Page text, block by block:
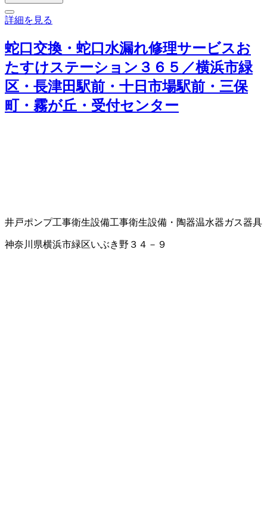
詳細を見る
蛇口交換・蛇口水漏れ修理サービスお
たすけステーション３６５／横浜市緑
区・長津田駅前・十日市場駅前・三保
町・霧が丘・受付センター
井戸ポンプ工事衛生設備工事衛生設備・陶器温水器ガス器具
神奈川県横浜市緑区いぶき野３４－９